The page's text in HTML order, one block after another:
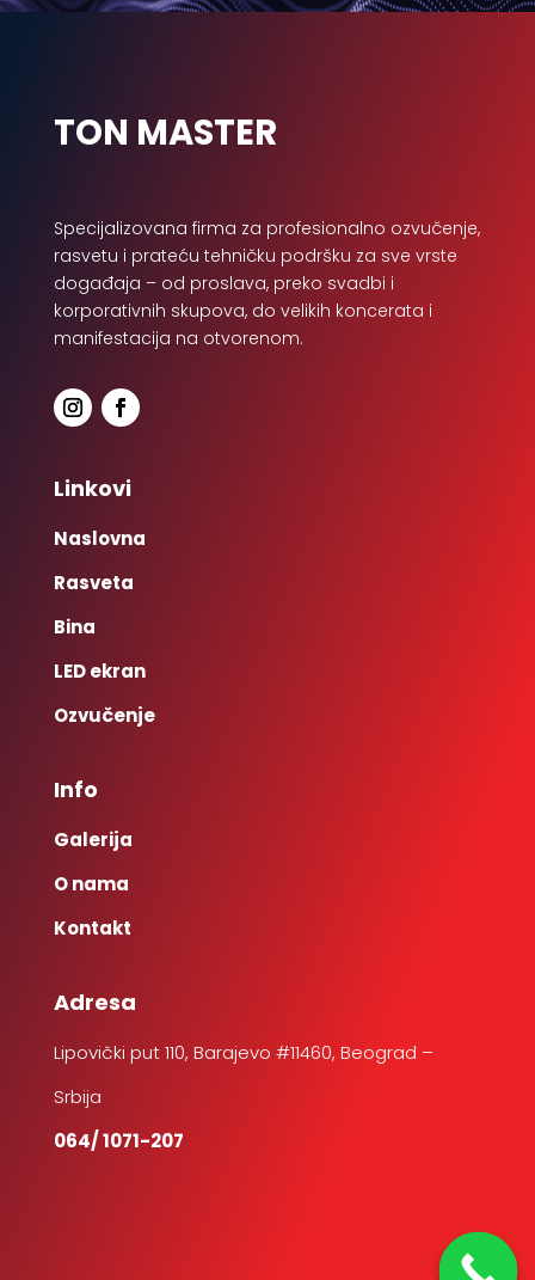
TON MASTER
Specijalizovana firma za profesionalno ozvučenje,
rasvetu i prateću tehničku podršku za sve vrste
događaja – od proslava, preko svadbi i
korporativnih skupova, do velikih koncerata i
manifestacija na otvorenom.
Linkovi
Naslovna
Rasveta
Bina
LED ekran
Ozvučenje
Info
Galerija
O nama
Kontakt
Adresa
Lipovički put 110, Barajevo #11460, Beograd –
Srbija
064/ 1071-207